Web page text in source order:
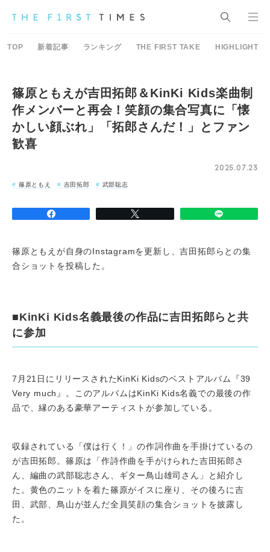
TOP 新着記事 ランキング THE FIRST TAKE HIGHLIGHT
篠原ともえが吉田拓郎＆KinKi Kids楽曲制
作メンバーと再会！笑顔の集合写真に「懐
かしい顔ぶれ」「拓郎さんだ！」とファン
歓喜
2025.07.23
篠原ともえ 吉田拓郎 武部聡志
篠原ともえが自身のInstagramを更新し、吉田拓郎らとの集
合ショットを投稿した。
■KinKi Kids名義最後の作品に吉田拓郎らと共
に参加
7月21日にリリースされたKinKi Kidsのベストアルバム『39
Very much』。このアルバムはKinKi Kids名義での最後の作
品で、縁のある豪華アーティストが参加している。
収録されている「僕は行く！」の作詞作曲を手掛けているの
が吉田拓郎。篠原は「作詩作曲を手がけられた吉田拓郎さ
ん、編曲の武部聡志さん、ギター鳥山雄司さん」と紹介し
た。黄色のニットを着た篠原がイスに座り、その後ろに吉
田、武部、鳥山が並んだ全員笑顔の集合ショットを披露し
た。